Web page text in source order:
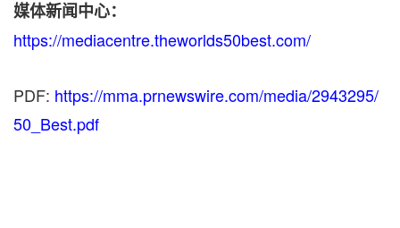
媒体新闻中心：
https://mediacentre.theworlds50best.com/
PDF: https://mma.prnewswire.com/media/2943295/
50_Best.pdf